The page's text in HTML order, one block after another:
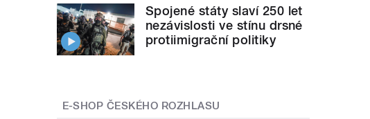
Spojené státy slaví 250 let
nezávislosti ve stínu drsné
protiimigrační politiky
E-SHOP ČESKÉHO ROZHLASU